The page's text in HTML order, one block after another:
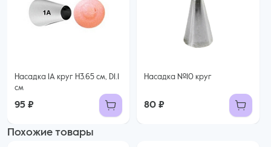
Насадка 1А круг H3.65 см, D1.1
см
95 ₽
Насадка №10 круг
80 ₽
Похожие товары